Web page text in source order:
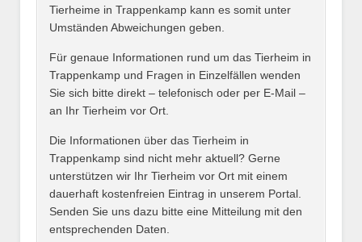
Name des Tierheims*
Tierheime in Trappenkamp kann es somit unter
Umständen Abweichungen geben.
Für genaue Informationen rund um das Tierheim in
Trappenkamp und Fragen in Einzelfällen wenden
Sie sich bitte direkt – telefonisch oder per E-Mail –
an Ihr Tierheim vor Ort.
Die Informationen über das Tierheim in
Trappenkamp sind nicht mehr aktuell? Gerne
unterstützen wir Ihr Tierheim vor Ort mit einem
dauerhaft kostenfreien Eintrag in unserem Portal.
Senden Sie uns dazu bitte eine Mitteilung mit den
entsprechenden Daten.